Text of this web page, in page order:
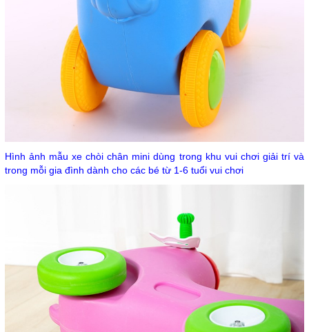
Hình ảnh mẫu xe chòi chân mini dùng trong khu vui chơi giải trí và
trong mỗi gia đình dành cho các bé từ 1-6 tuổi vui chơi